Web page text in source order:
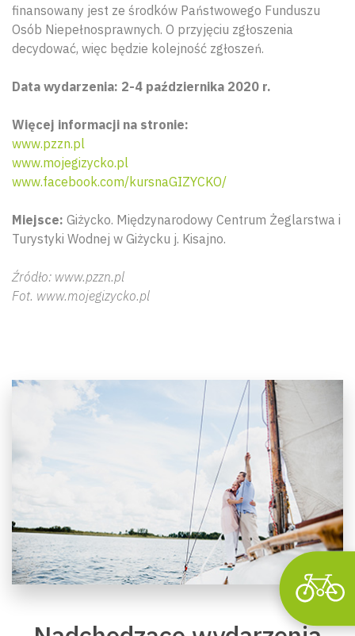
finansowany jest ze środków Państwowego Funduszu
Osób Niepełnosprawnych. O przyjęciu zgłoszenia
decydować, więc będzie kolejność zgłoszeń.
Data wydarzenia: 2-4 października 2020 r.
Więcej informacji na stronie:
www.pzzn.pl
www.mojegizycko.pl
www.facebook.com/kursnaGIZYCKO/
Miejsce: Giżycko. Międzynarodowy Centrum Żeglarstwa i
Turystyki Wodnej w Giżycku j. Kisajno.
Źródło: www.pzzn.pl
Fot. www.mojegizycko.pl